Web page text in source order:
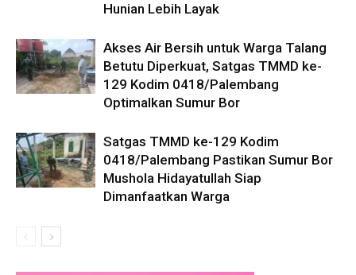
Hunian Lebih Layak
Akses Air Bersih untuk Warga Talang
Betutu Diperkuat, Satgas TMMD ke-
129 Kodim 0418/Palembang
Optimalkan Sumur Bor
Satgas TMMD ke-129 Kodim
0418/Palembang Pastikan Sumur Bor
Mushola Hidayatullah Siap
Dimanfaatkan Warga